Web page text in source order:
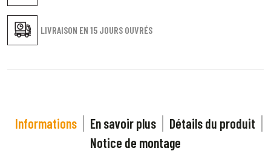
LIVRAISON EN 15 JOURS OUVRÉS
Informations En savoir plus
Détails du produit
Notice de montage